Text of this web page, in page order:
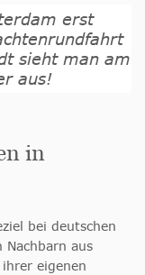
erst
sieht man am
aus!
in
bei deutschen
Nachbarn aus
eigenen